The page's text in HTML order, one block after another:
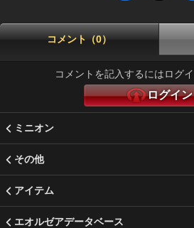
コメント（0）
コメントを記入するにはログイ
ログイン
ミニオン
その他
アイテム
エオルゼアデータベース